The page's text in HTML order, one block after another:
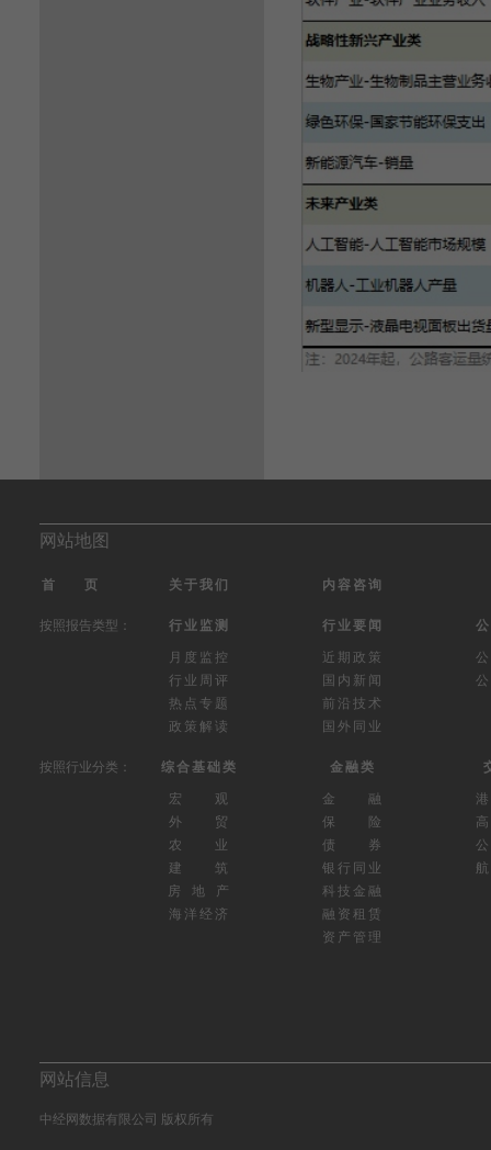
网站地图
首 页 关于我们 内容咨询
按照报告类型： 行业监测
月度监控
行业周评
热点专题
政策解读
行业要闻
近期政策
国内新闻
前沿技术
国外同业
按照行业分类： 综合基础类
宏 观
外 贸
农 业
建 筑
房 地 产
海洋经济
金融类
金 融
保 险
债 券
银行同业
科技金融
融资租赁
资产管理
网站信息
中经网数据有限公司 版权所有